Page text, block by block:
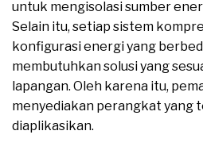
untuk mengisolasi sumber
Selain itu, setiap sistem
konfigurasi energi yang
membutuhkan solusi yang
lapangan. Oleh karena itu,
menyediakan perangkat yang
diaplikasikan.